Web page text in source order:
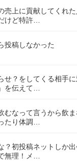
売上に貢献してくれ
けど特許…
投稿しなかった
せ？をしてくる相手
を伝えて…
むなって言うから飲ま
たり体調…
？初投稿ネットしか
無理！メ…